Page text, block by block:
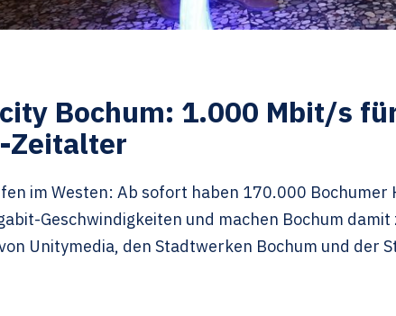
Bochum: 1.000 Mbit/s
Zeitalter
im Westen: Ab sofort haben 170.000
Geschwindigkeiten und machen Bochum
Unitymedia, den Stadtwerken Bochum und der